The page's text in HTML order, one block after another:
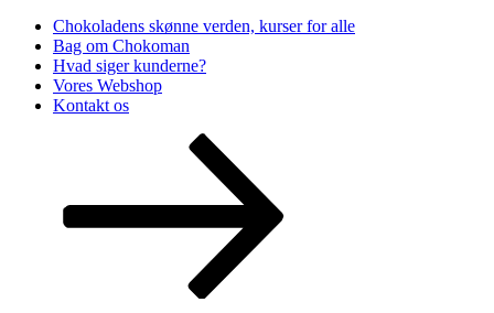
Chokoladens skønne verden, kurser for alle
Bag om Chokoman
Hvad siger kunderne?
Vores Webshop
Kontakt os